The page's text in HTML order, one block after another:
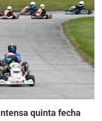
quinta fecha